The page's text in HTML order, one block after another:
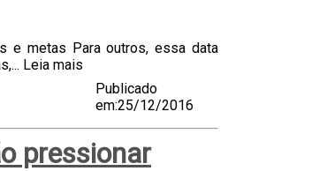
e metas Para outros, essa data
Leia mais
Publicado
em:25/12/2016
pressionar